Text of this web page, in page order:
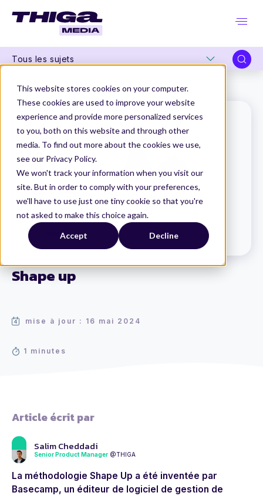
This website stores cookies on your computer.
These cookies are used to improve your website
experience and provide more personalized services
to you, both on this website and through other
media. To find out more about the cookies we use,
see our Privacy Policy.
We won't track your information when you visit our
site. But in order to comply with your preferences,
we'll have to use just one tiny cookie so that you're
not asked to make this choice again.
Accept Decline
Tous les sujets
Shape up
mise à jour : 16 mai 2024
1 minutes
Thiga Media Le Dico du Produit Shape up
Article écrit par
Salim Cheddadi
Senior Product Manager @THIGA
La méthodologie Shape Up a été inventée par
Basecamp, un éditeur de logiciel de gestion de